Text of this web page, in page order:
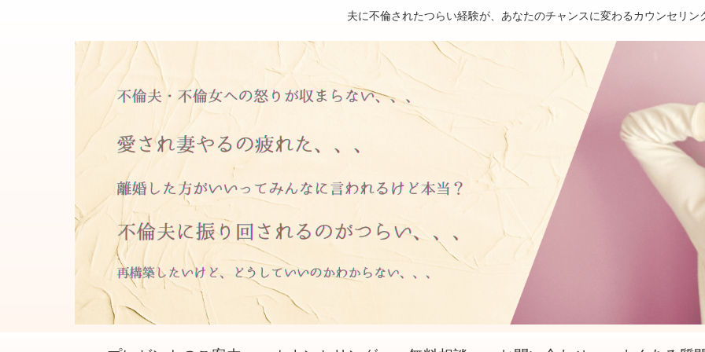
夫に不倫されたつらい経験が、あなたのチャンスに変わるカウンセリン